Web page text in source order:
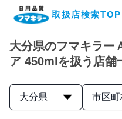
取扱店検索TOP
企業・IR情報サイ
製品情報サイト
大分県のフマキラー
ア 450mlを扱う店舗
大分県 市区